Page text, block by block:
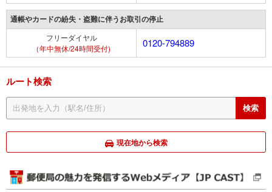
通帳やカードの紛失・盗難に伴うお取引の停止
フリーダイヤル
（年中無休/24時間受付)
0120-794889
ルート検索
現在地から検索